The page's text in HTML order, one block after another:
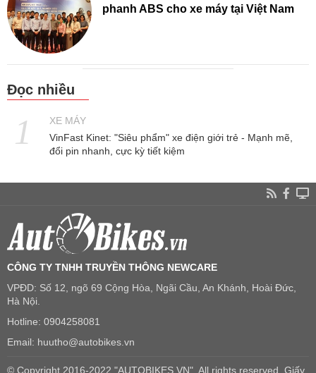
phanh ABS cho xe máy tại Việt Nam
Đọc nhiều
XE MÁY
VinFast Kinet: "Siêu phẩm" xe điện giới trẻ - Mạnh mẽ,
đổi pin nhanh, cực kỳ tiết kiệm
CÔNG TY TNHH TRUYỀN THÔNG NEWCARE
VPĐD: Số 12, ngõ 69 Cộng Hòa, Ngãi Cầu, An Khánh, Hoài Đức,
Hà Nội.
Hotline: 0904258081
Email: huutho@autobikes.vn
© Copyright 2016-2022 "AUTOBIKES.VN", All rights reserved. Giấy